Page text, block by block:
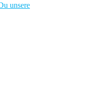
unsere